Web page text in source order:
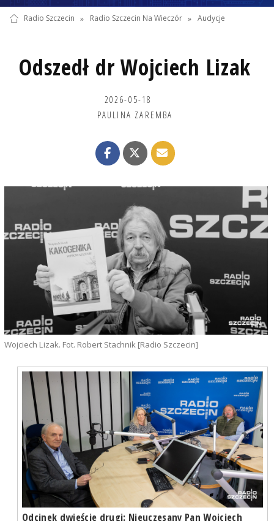
Radio Szczecin » Radio Szczecin Na Wieczór » Audycje
Odszedł dr Wojciech Lizak
2026-05-18
PAULINA ZAREMBA
Wojciech Lizak. Fot. Robert Stachnik [Radio Szczecin]
Odcinek dwieście drugi: Nieuczesany Pan Wojciech